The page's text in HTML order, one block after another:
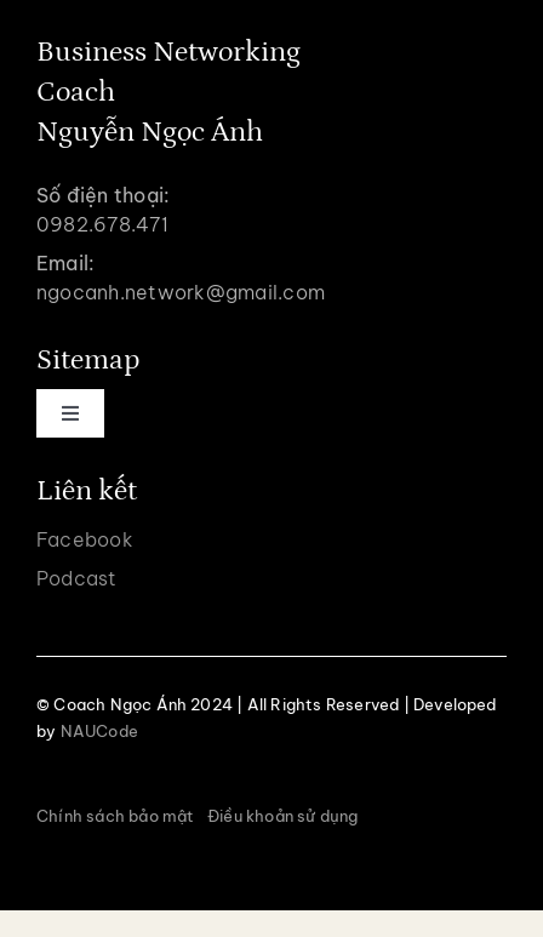
Business Networking
Coach
Nguyễn Ngọc Ánh
Số điện thoại:
0982.678.471
Email:
ngocanh.network@gmail.com
Sitemap
Trang chủ
Podcast
Liên kết
Facebook
Podcast
© Coach Ngọc Ánh 2024 | All Rights Reserved | Developed
by NAUCode
Chính sách bảo mật .Điều khoản sử dụng